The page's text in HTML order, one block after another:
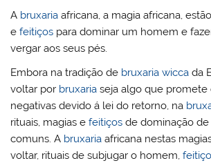
A bruxaria africana, a magia africana,
efeitiços para dominar um homem e
vergar aos seus pés.
Embora na tradição de bruxaria wicca da
voltar por bruxaria seja algo que promete
negativas devido á lei do retorno, na
rituais, magias efeitiços de dominação
comuns. A bruxaria africana nestas
voltar, rituais de subjugar o homem,